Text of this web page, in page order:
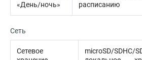
«День/ночь»
расписанию
Сеть
Сетевое
microSD/SDHC/